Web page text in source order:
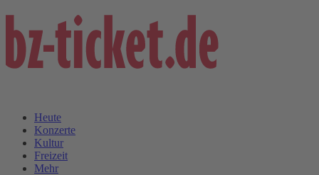
Heute
Konzerte
Kultur
Freizeit
Mehr